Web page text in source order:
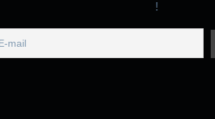
!